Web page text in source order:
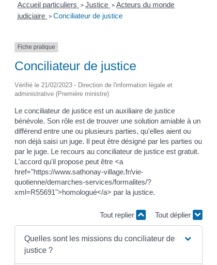
Accueil particuliers > Justice > Acteurs du monde
judiciaire > Conciliateur de justice
Fiche pratique
Conciliateur de justice
Vérifié le 21/02/2023 - Direction de l'information légale et
administrative (Première ministre)
Le conciliateur de justice est un auxiliaire de justice
bénévole. Son rôle est de trouver une solution amiable à un
différend entre une ou plusieurs parties, qu'elles aient ou
non déjà saisi un juge. Il peut être désigné par les parties ou
par le juge. Le recours au conciliateur de justice est gratuit.
L'accord qu'il propose peut être <a
href="https://www.sathonay-village.fr/vie-
quotienne/demarches-services/formalites/?
xml=R55691">homologué</a> par la justice.
Tout replier Tout déplier
Quelles sont les missions du conciliateur de
justice ?